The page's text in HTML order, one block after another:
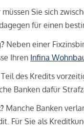
müssen Sie sich
für einen
Neben einer
Ihren Infina
Teil des Kredits
Banken dafür
Manche Banken
Für Sie als